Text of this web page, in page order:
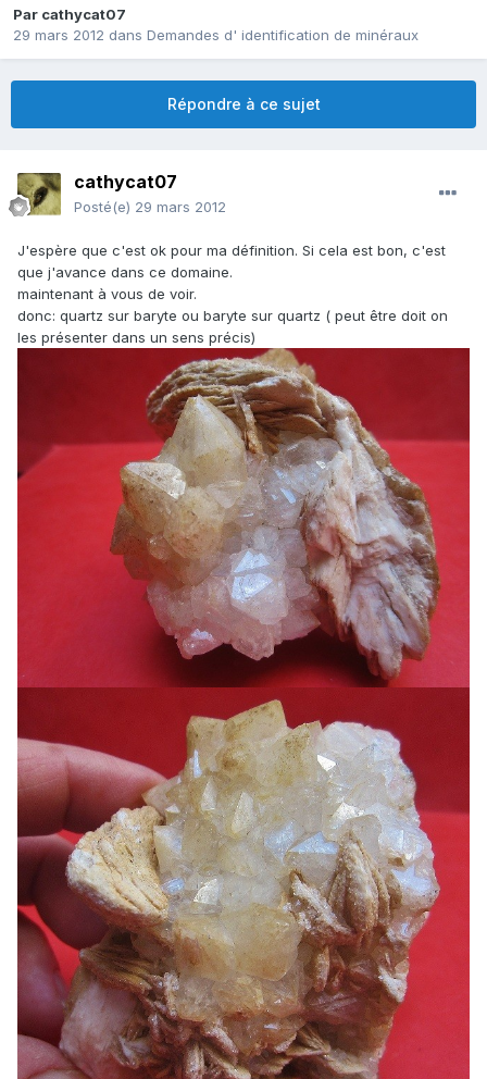
Par cathycat07
29 mars 2012 dans Demandes d' identification de minéraux
Répondre à ce sujet
cathycat07
Posté(e) 29 mars 2012
J'espère que c'est ok pour ma définition. Si cela est bon, c'est
que j'avance dans ce domaine.
maintenant à vous de voir.
donc: quartz sur baryte ou baryte sur quartz ( peut être doit on
les présenter dans un sens précis)